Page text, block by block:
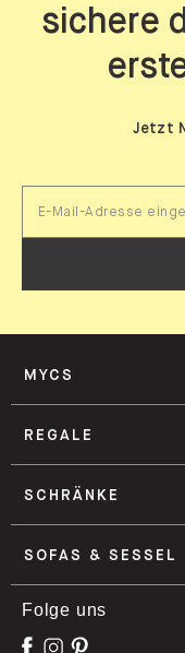
sichere
Jetzt
MYCS
REGALE
SCHRÄNKE
SOFAS & SESSEL
Folge uns